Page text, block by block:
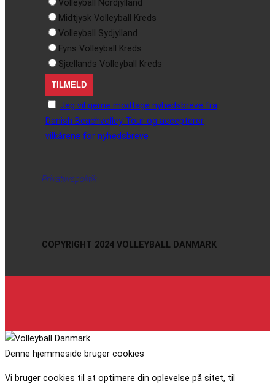
Volleyball Nordjylland
Midtjysk Volleyball Kreds
Volleyball Sydjylland
Fyns Volleyball Kreds
Sjællands Volleyball Kreds
Jeg vil gerne modtage nyhedsbreve fra
Danish Beachvolley Tour og accepterer
vilkårene for nyhedsbreve
Privatlivspolitik
COPYRIGHT 2024 VOLLEYBALL DANMARK
Denne hjemmeside bruger cookies
Vi bruger cookies til at optimere din oplevelse på sitet, til